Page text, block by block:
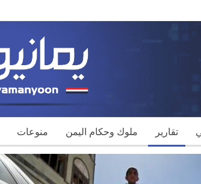
تقارير ملوك وحكام اليمن منوعات